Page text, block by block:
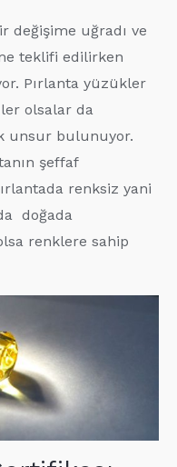
değişime uğradı ve
teklifi edilirken
Pırlanta yüzükler
olsalar da
unsur bulunuyor.
şeffaf
renksiz yani
doğada
renklere sahip